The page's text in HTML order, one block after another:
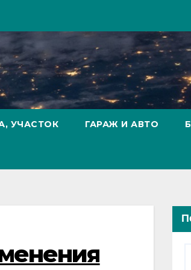
УЧАСТОК ГАРАЖ И АВТО